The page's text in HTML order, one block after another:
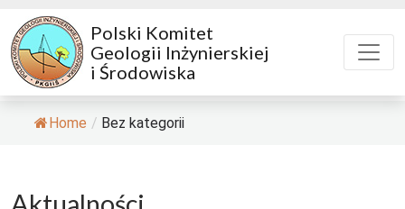
Polski Komitet
Geologii Inżynierskiej
i Środowiska
Home / Bez kategorii